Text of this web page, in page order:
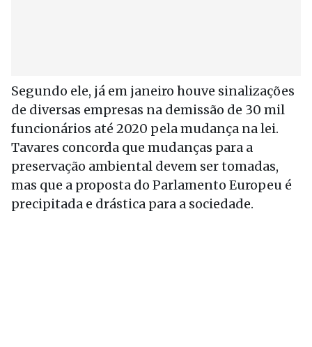
Segundo ele, já em janeiro houve sinalizações
de diversas empresas na demissão de 30 mil
funcionários até 2020 pela mudança na lei.
Tavares concorda que mudanças para a
preservação ambiental devem ser tomadas,
mas que a proposta do Parlamento Europeu é
precipitada e drástica para a sociedade.